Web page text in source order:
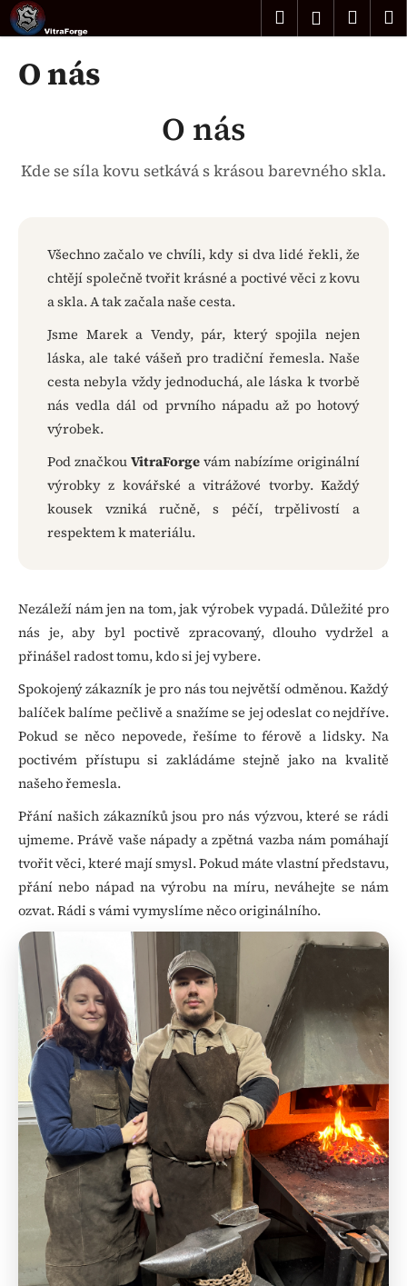
Přejít
na
obsah
Hledat
O nás
O nás
Kde se síla kovu setkává s krásou barevného skla.
Všechno začalo ve chvíli, kdy si dva lidé řekli, že
chtějí společně tvořit krásné a poctivé věci z kovu
a skla. A tak začala naše cesta.
Jsme Marek a Vendy, pár, který spojila nejen
láska, ale také vášeň pro tradiční řemesla. Naše
cesta nebyla vždy jednoduchá, ale láska k tvorbě
nás vedla dál od prvního nápadu až po hotový
výrobek.
Pod značkou VitraForge vám nabízíme originální
výrobky z kovářské a vitrážové tvorby. Každý
kousek vzniká ručně, s péčí, trpělivostí a
respektem k materiálu.
Nezáleží nám jen na tom, jak výrobek vypadá. Důležité pro
nás je, aby byl poctivě zpracovaný, dlouho vydržel a
přinášel radost tomu, kdo si jej vybere.
Spokojený zákazník je pro nás tou největší odměnou. Každý
balíček balíme pečlivě a snažíme se jej odeslat co nejdříve.
Pokud se něco nepovede, řešíme to férově a lidsky. Na
poctivém přístupu si zakládáme stejně jako na kvalitě
našeho řemesla.
Přání našich zákazníků jsou pro nás výzvou, které se rádi
ujmeme. Právě vaše nápady a zpětná vazba nám pomáhají
tvořit věci, které mají smysl. Pokud máte vlastní představu,
přání nebo nápad na výrobu na míru, neváhejte se nám
ozvat. Rádi s vámi vymyslíme něco originálního.
K
o
o
HLEDAT
D
o
p
o
r
u
č
u
j
m
e